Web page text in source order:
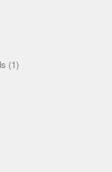
(1)